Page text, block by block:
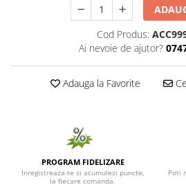
Cod Produs:
Ai nevoie de ajutor?
Adauga la Favorite
PROGRAM FIDELIZARE
Inregistreaza-te si acumulezi puncte,
la fiecare comanda.
Poti